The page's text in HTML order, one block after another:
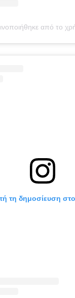
τη δημοσίευση